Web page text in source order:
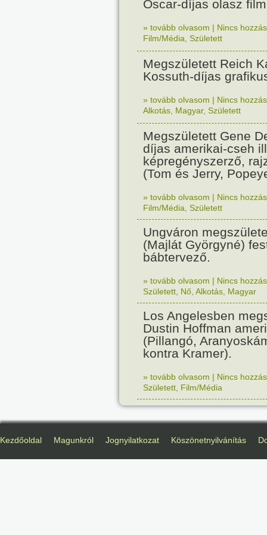
Oscar-díjas olasz
» tovább olvasom | Nincs
Film/Média Született
Megszületett Reich
Kossuth-díjas
» tovább olvasom | Nincs
Alkotás Magyar, Született
Megszületett Gene
díjas amerikai-cseh
képregényszerző,
(Tom és Jerry,
» tovább olvasom | Nincs
Film/Média Született
Ungváron
(Majlát Györgyné)
bábtervező.
» tovább olvasom | Nincs
Született Nő Alkotás Magyar
Los Angelesben
Dustin Hoffman
(Pillangó,
kontra Kramer).
» tovább olvasom | Nincs
Született Film/Média
Kezdőoldal Magunkról Jognyilatkozat Köszönetnyilvánítás